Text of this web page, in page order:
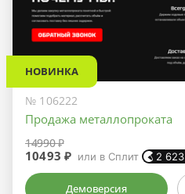
НОВИНКА
№ 106222
Продажа металлопроката
14990 ₽
10493 ₽ или в Сплит 2 623
Демоверсия